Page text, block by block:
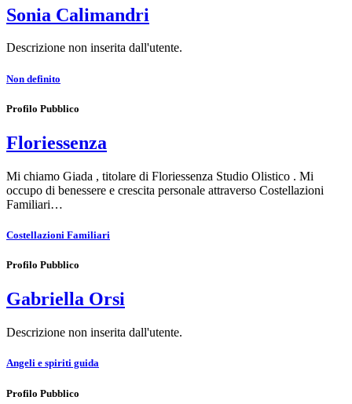
Sonia Calimandri
Descrizione non inserita dall'utente.
Non definito
Profilo Pubblico
Floriessenza
Mi chiamo Giada , titolare di Floriessenza Studio Olistico . Mi
occupo di benessere e crescita personale attraverso Costellazioni
Familiari…
Costellazioni Familiari
Profilo Pubblico
Gabriella Orsi
Descrizione non inserita dall'utente.
Angeli e spiriti guida
Profilo Pubblico